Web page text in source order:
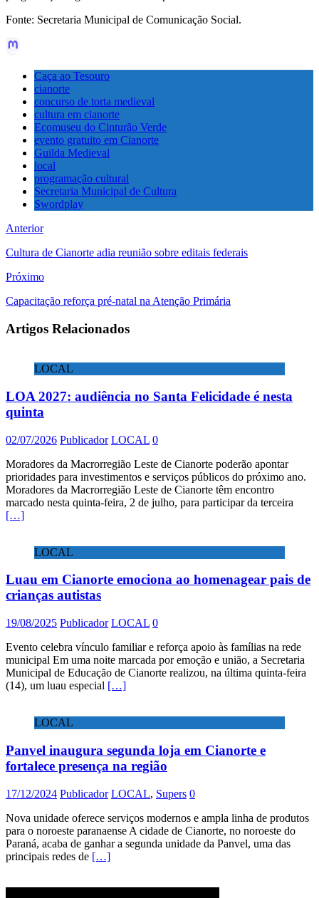
Fonte: Secretaria Municipal de Comunicação Social.
Caça ao Tesouro
cianorte
concurso de torta medieval
cultura em cianorte
Ecomuseu do Cinturão Verde
evento gratuito em Cianorte
Guilda Medieval
local
programação cultural
Secretaria Municipal de Cultura
Swordplay
Anterior
Cultura de Cianorte adia reunião sobre editais federais
Próximo
Capacitação reforça pré-natal na Atenção Primária
Artigos Relacionados
LOCAL
LOA 2027: audiência no Santa Felicidade é nesta
quinta
02/07/2026 Publicador LOCAL 0
Moradores da Macrorregião Leste de Cianorte poderão apontar
prioridades para investimentos e serviços públicos do próximo ano.
Moradores da Macrorregião Leste de Cianorte têm encontro
marcado nesta quinta-feira, 2 de julho, para participar da terceira
[…]
LOCAL
Luau em Cianorte emociona ao homenagear pais de
crianças autistas
19/08/2025 Publicador LOCAL 0
Evento celebra vínculo familiar e reforça apoio às famílias na rede
municipal Em uma noite marcada por emoção e união, a Secretaria
Municipal de Educação de Cianorte realizou, na última quinta-feira
(14), um luau especial […]
LOCAL
Panvel inaugura segunda loja em Cianorte e
fortalece presença na região
17/12/2024 Publicador LOCAL, Supers 0
Nova unidade oferece serviços modernos e ampla linha de produtos
para o noroeste paranaense A cidade de Cianorte, no noroeste do
Paraná, acaba de ganhar a segunda unidade da Panvel, uma das
principais redes de […]